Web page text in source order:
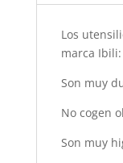
Los
marca Ibili:
Son muy
No cogen
Son muy